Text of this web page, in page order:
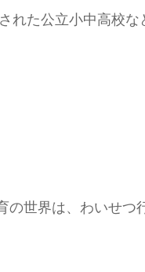
れた公立小中高校な
の世界は、わいせつ